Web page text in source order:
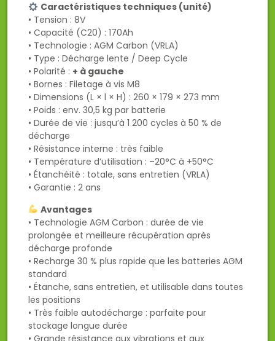
Caractéristiques techniques (unité)
• Tension : 8V
• Capacité (C20) : 170Ah
• Technologie : AGM Carbon (VRLA)
• Type : Décharge lente / Deep Cycle
• Polarité : + à gauche
• Bornes : Filetage à vis M8
• Dimensions (L × l × H) : 260 × 179 × 273 mm
• Poids : env. 30,5 kg par batterie
• Durée de vie : jusqu’à 1 200 cycles à 50 % de
décharge
• Résistance interne : très faible
• Température d’utilisation : –20°C à +50°C
• Étanchéité : totale, sans entretien (VRLA)
• Garantie : 2 ans
Avantages
• Technologie AGM Carbon : durée de vie
prolongée et meilleure récupération après
décharge profonde
• Recharge 30 % plus rapide que les batteries AGM
standard
• Étanche, sans entretien, et utilisable dans toutes
les positions
• Très faible autodécharge : parfaite pour
stockage longue durée
• Grande résistance aux vibrations et aux